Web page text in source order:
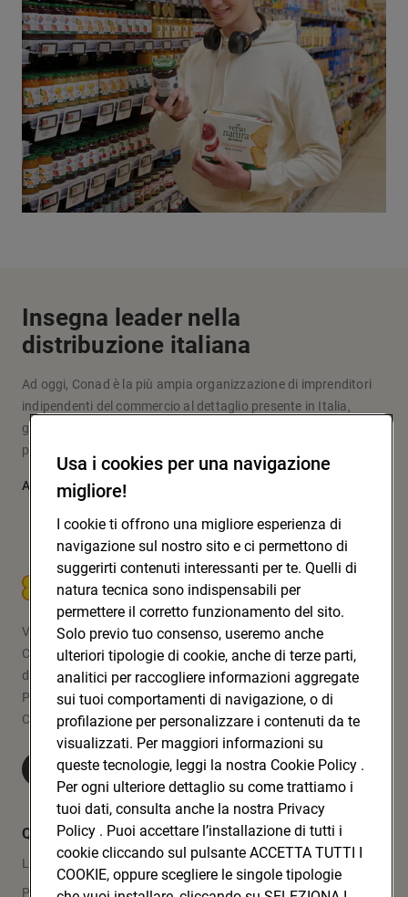
Insegna leader nella
distribuzione italiana
Ad oggi, Conad è la più ampia organizzazione di imprenditori
indipendenti del commercio al dettaglio presente in Italia,
grazie a un modello originale d’impresa e fare la spesa che
pone al centro le persone: i soci, i clienti, la comunità.
Approfondisci
CONAD SOC. COOP.
Via Michelino, 59 | 40127 BOLOGNA
Codice Fiscale e Registro Imprese
di Bologna 00865960157
PARTITA IVA 03320960374
CONAD SOC. COOP.
Visita Conad.it
Quicklinks
Lavora con noi
Press Area
Usa i cookies per una navigazione
migliore!
I cookie ti offrono una migliore esperienza di
navigazione sul nostro sito e ci permettono di
suggerirti contenuti interessanti per te. Quelli di
natura tecnica sono indispensabili per
permettere il corretto funzionamento del sito.
Solo previo tuo consenso, useremo anche
ulteriori tipologie di cookie, anche di terze parti,
analitici per raccogliere informazioni aggregate
sui tuoi comportamenti di navigazione, o di
profilazione per personalizzare i contenuti da te
visualizzati. Per maggiori informazioni su
queste tecnologie, leggi la nostra Cookie Policy .
Per ogni ulteriore dettaglio su come trattiamo i
tuoi dati, consulta anche la nostra Privacy
Policy . Puoi accettare l’installazione di tutti i
cookie cliccando sul pulsante ACCETTA TUTTI I
COOKIE, oppure scegliere le singole tipologie